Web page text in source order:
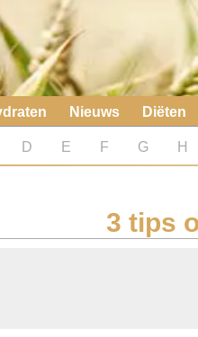
Nieuws Diëten
D E F G H
3 tips